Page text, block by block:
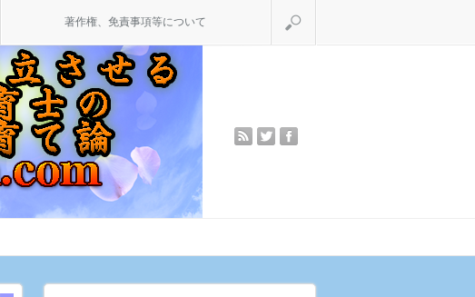
著作権、免責事項等について
rss twitter